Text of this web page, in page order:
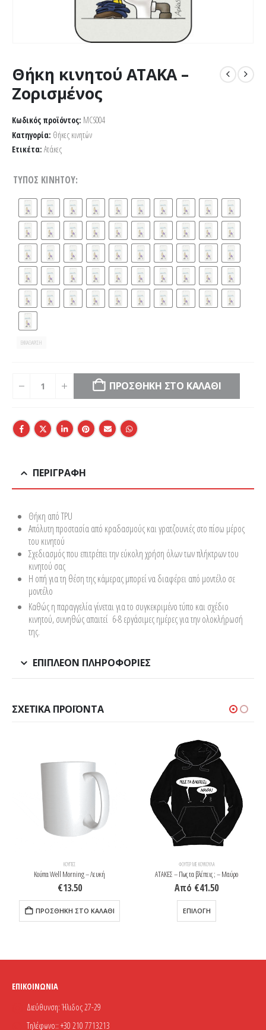
Θήκη κινητού ΑΤΑΚΑ –
Ζορισμένος
Κωδικός προϊόντος: MCS004
Κατηγορία: Θήκες κινητών
Ετικέτα: Ατάκες
ΤΎΠΟΣ ΚΙΝΗΤΟΎ
ΕΚΚΑΘΆΡΙΣΗ
ΠΡΟΣΘΉΚΗ ΣΤΟ ΚΑΛΆΘΙ
ΠΕΡΙΓΡΑΦΗ
Θήκη από TPU
Απόλυτη προστασία από κραδασμούς και γρατζουνιές στο πίσω μέρος
του κινητού
Σχεδιασμός που επιτρέπει την εύκολη χρήση όλων των πλήκτρων του
κινητού σας
Η οπή για τη θέση της κάμερας μπορεί να διαφέρει από μοντέλο σε
μοντέλο
Καθώς η παραγγελία γίνεται για το συγκεκριμένο τύπο και σχέδιο
κινητού, συνηθώς απαιτεί 6-8 εργάσιμες ημέρες για την ολοκλήρωσή
της.
ΕΠΙΠΛΈΟΝ ΠΛΗΡΟΦΟΡΊΕΣ
ΣΧΕΤΙΚΆ ΠΡΟΪΌΝΤΑ
ΚΟΎΠΕΣ
Κούπα Well Morning – Λευκή
€13.50
ΠΡΟΣΘΉΚΗ ΣΤΟ ΚΑΛΆΘΙ
ΦΟΎΤΕΡ ΜΕ ΚΟΥΚΟΎΛΑ
ΑΤΑΚΕΣ – Πως τα βλέπεις ; – Μαύρο
Από €41.50
ΕΠΙΛΟΓΉ
Αυτό το προϊόν έχει πολλαπλές παραλλαγές. Οι επιλογές μπορούν να επιλεγούν στη σελίδα του προϊόντος
ΕΠΙΚΟΙΝΩΝΊΑ
Διεύθυνση: Ήλιδος 27-29
Τηλέφωνο:: +30 210 7713213